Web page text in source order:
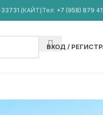
(КАЙТ) Тел: +7 (958) 879
ВХОД /